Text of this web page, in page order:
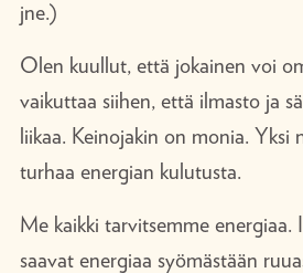
jne.)
Olen kuullut, että jokainen voi
vaikuttaa siihen, että ilmasto ja
liikaa. Keinojakin on monia. Yksi
turhaa energian kulutusta.
Me kaikki tarvitsemme energiaa.
saavat energiaa syömästään